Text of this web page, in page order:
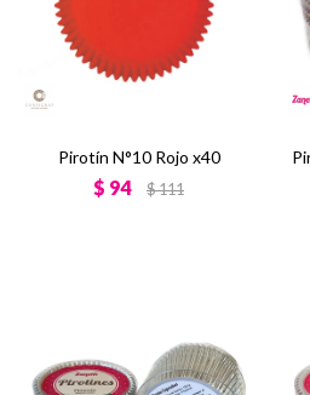
Pirotín N°10 Rojo x40
$ 94 $111